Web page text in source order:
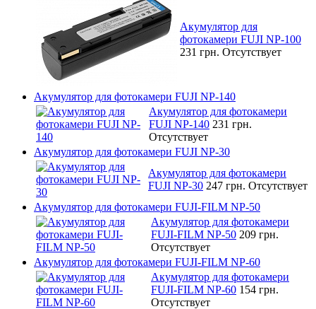
Акумулятор для
фотокамери FUJI NP-100
231 грн. Отсутствует
Акумулятор для фотокамери FUJI NP-140
Акумулятор для фотокамери
FUJI NP-140 231 грн.
Отсутствует
Акумулятор для фотокамери FUJI NP-30
Акумулятор для фотокамери
FUJI NP-30 247 грн. Отсутствует
Акумулятор для фотокамери FUJI-FILM NP-50
Акумулятор для фотокамери
FUJI-FILM NP-50 209 грн.
Отсутствует
Акумулятор для фотокамери FUJI-FILM NP-60
Акумулятор для фотокамери
FUJI-FILM NP-60 154 грн.
Отсутствует